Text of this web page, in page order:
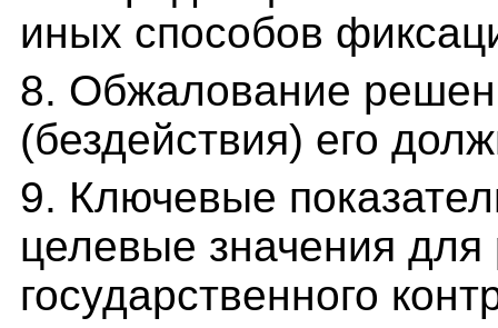
иных способов
8. Обжалование
(бездействия) его
9. Ключевые
целевые значения для
государственного